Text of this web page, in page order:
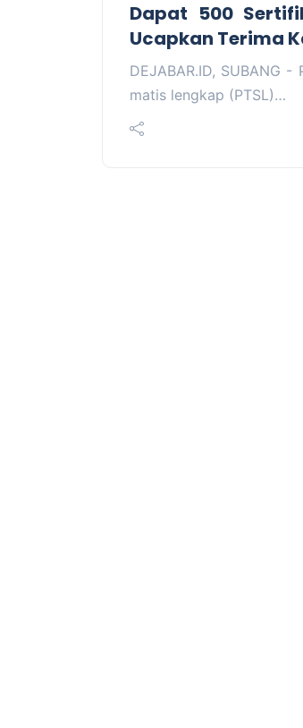
Dapat 500
Ucapkan Terima
DEJABAR.ID, SUBANG
matis lengkap (PTSL)…